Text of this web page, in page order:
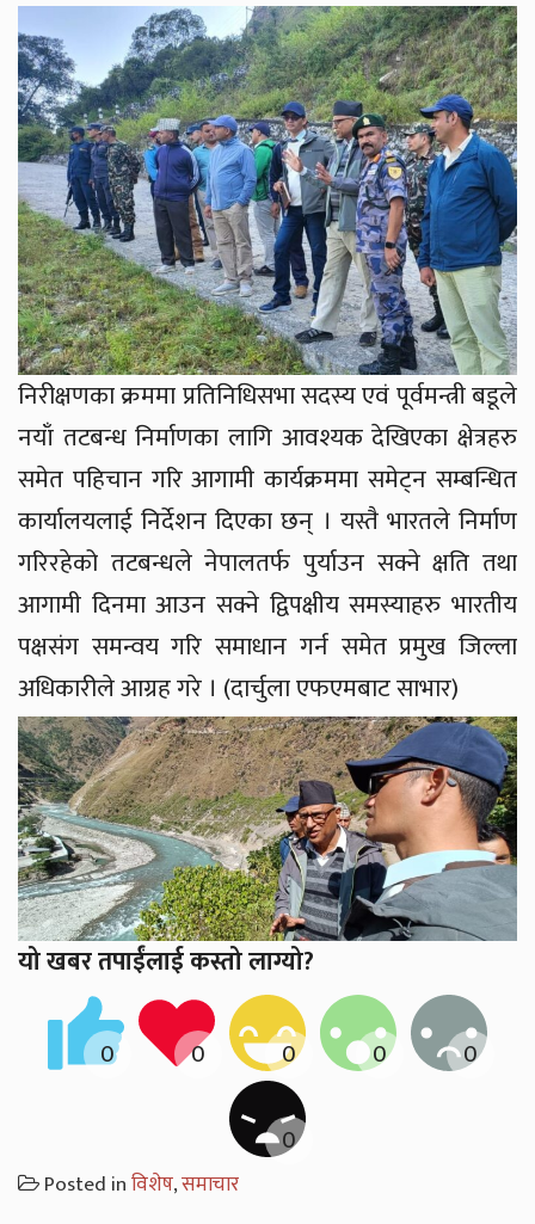
निरीक्षणका क्रममा प्रतिनिधिसभा सदस्य एवं पूर्वमन्त्री बडूले
नयाँ तटबन्ध निर्माणका लागि आवश्यक देखिएका क्षेत्रहरु
समेत पहिचान गरि आगामी कार्यक्रममा समेट्न सम्बन्धित
कार्यालयलाई निर्देशन दिएका छन् । यस्तै भारतले निर्माण
गरिरहेको तटबन्धले नेपालतर्फ पुर्याउन सक्ने क्षति तथा
आगामी दिनमा आउन सक्ने द्विपक्षीय समस्याहरु भारतीय
पक्षसंग समन्वय गरि समाधान गर्न समेत प्रमुख जिल्ला
अधिकारीले आग्रह गरे । (दार्चुला एफएमबाट साभार)
यो खबर तपाईंलाई कस्तो लाग्यो?
Posted inविशेष,समाचार